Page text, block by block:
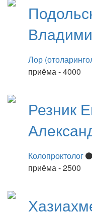
Лор
приёма - 4000
Резник
Колопроктолог
приёма - 2500